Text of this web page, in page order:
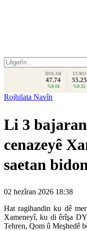
DOLAR
47.74
%0.18
EURO
55.25
%0.32
Rojhilata Navîn
Li 3
cenazeyê
saetan
02 hezîran 2026 18:38
Hat ragihandin ku dê
Xameneyî, ku di êrîşa
Tehren, Qom û Meşhedê